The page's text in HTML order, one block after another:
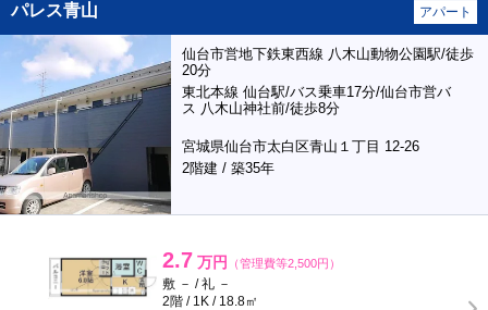
パレス青山 アパート
仙台市営地下鉄東西線 八木山動物公園駅/徒歩
20分
東北本線 仙台駅/バス乗車17分/仙台市営バ
ス 八木山神社前/徒歩8分
宮城県仙台市太白区青山１丁目 12-26
2階建 / 築35年
2.7 万円 （管理費等2,500円）
敷 － / 礼 －
2階 / 1K / 18.8㎡